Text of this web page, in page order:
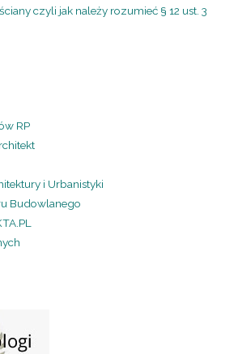
czyli jak należy rozumieć § 12 ust. 3
RP
i Urbanistyki
Budowlanego